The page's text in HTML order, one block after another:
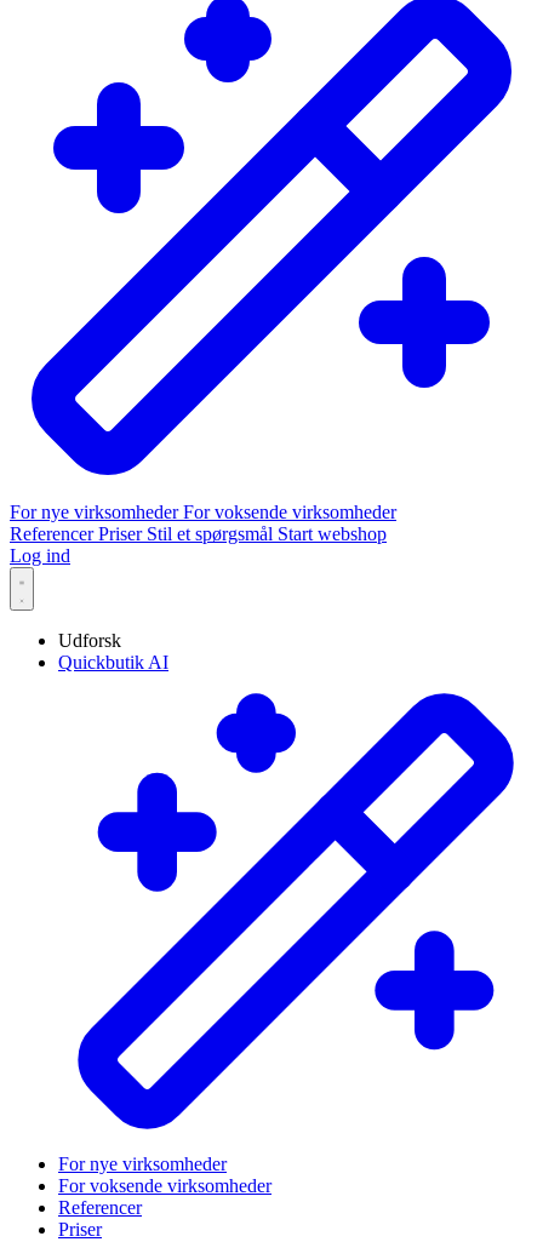
For nye virksomhederFor voksende virksomheder
ReferencerPriser Stil et spørgsmål Start webshop
Log ind
Udforsk
Quickbutik AI
For nye virksomheder
For voksende virksomheder
Referencer
Priser